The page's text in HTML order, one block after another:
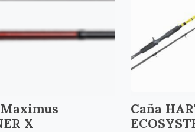
X
Caña